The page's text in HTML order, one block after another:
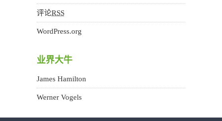
评论RSS
WordPress.org
业界大牛
James Hamilton
Werner Vogels